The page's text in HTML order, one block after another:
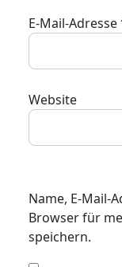
E-Mail-Adresse
Website
Name, E-Mail-
Browser für
speichern.